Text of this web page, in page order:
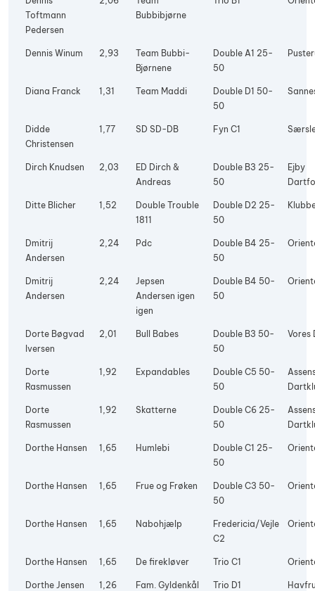
Toftmann
Pedersen
Bubbibjørne
Dennis Winum 2,93
Team Bubbi-
Bjørnene
Double A1 25-
50
Diana Franck 1,31 Team Maddi
Double D1 50-
50
Didde
Christensen
1,77 SD SD-DB Fyn C1
Dirch Knudsen 2,03
ED Dirch &
Andreas
Double B3 25-
50
Ejby
Ditte Blicher 1,52
Double Trouble
1811
Double D2 25-
50
Dmitrij
Andersen
2,24 Pdc
Double B4 25-
50
Dmitrij
Andersen
2,24
Jepsen
Andersen igen
igen
Double B4 50-
50
Dorte Bøgvad
Iversen
2,01 Bull Babes
Double B3 50-
50
Vores
Dorte
Rasmussen
1,92 Expandables
Double C5 50-
50
Dorte
Rasmussen
1,92 Skatterne
Double C6 25-
50
Dorthe Hansen 1,65 Humlebi
Double C1 25-
50
Dorthe Hansen 1,65 Frue og Frøken
Double C3 50-
50
Dorthe Hansen 1,65 Nabohjælp
Fredericia/Vejle
C2
Dorthe Hansen 1,65 De firekløver Trio C1
Dorthe Jensen 1,26 Fam. Gyldenkål Trio D1